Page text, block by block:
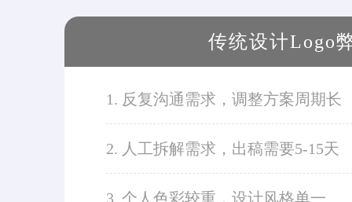
传统设计Logo
1. 反复沟通需求，调整方案周期长
2. 人工拆解需求，出稿需要5-15天
3. 个人色彩较重，设计风格单一